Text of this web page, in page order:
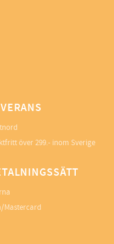
över 299.- inom Sverige
Mastercard